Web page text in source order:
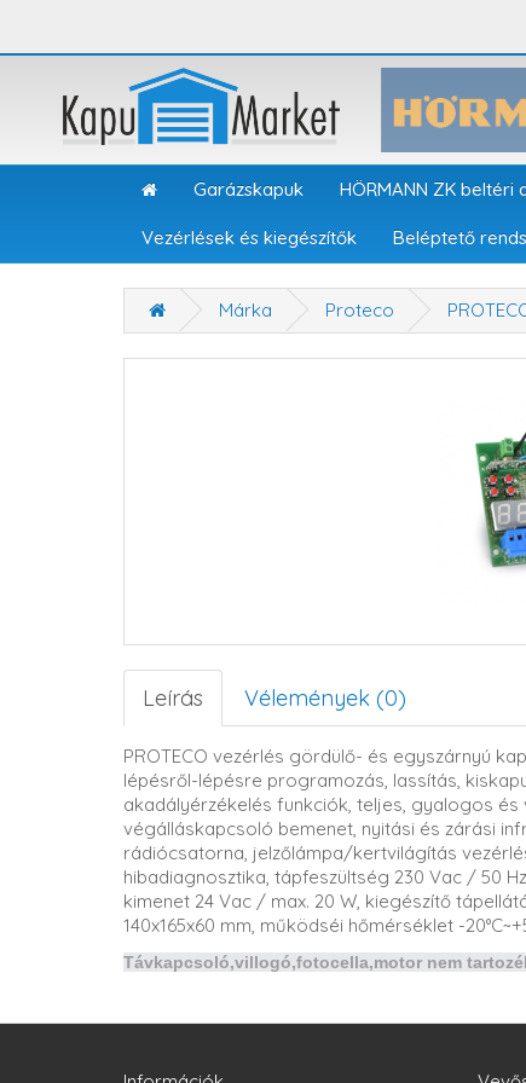
Garázskapuk HÖRMANN ZK beltéri
Vezérlések és kiegészítők Beléptető
Márka Proteco
Leírás Vélemények (0)
PROTECO vezérlés gördülő- és egyszárnyú
lépésről-lépésre programozás, lassítás,
akadályérzékelés funkciók, teljes, gyalogos
végálláskapcsoló bemenet, nyitási és zárási
rádiócsatorna, jelzőlámpa/kertvilágítás
hibadiagnosztika, tápfeszültség 230 Vac / 50
kimenet 24 Vac / max. 20 W, kiegészítő
140x165x60 mm, működséi hőmérséklet -
Távkapcsoló,villogó,fotocella,motor nem